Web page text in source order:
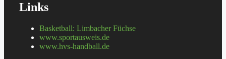
Links
Basketball: Limbacher Füchse
www.sportausweis.de
www.hvs-handball.de